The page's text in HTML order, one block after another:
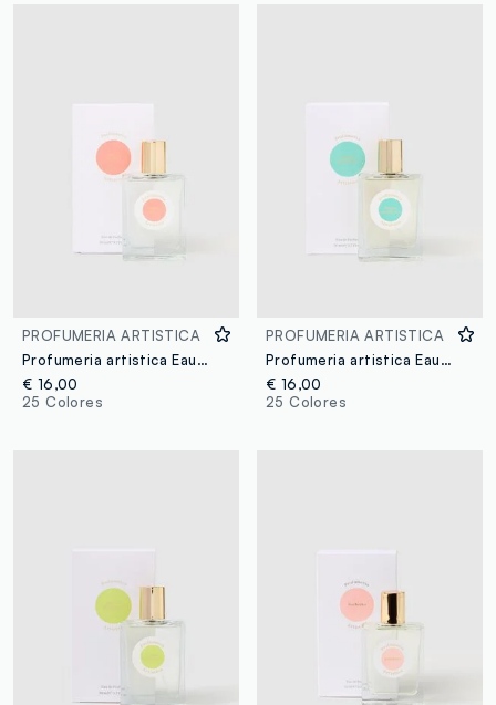
PROFUMERIA ARTISTICA
Profumeria artistica Eau de Parfum Pesca golosa 50 ml
€ 16,00
25 Colores
PROFUMERIA ARTISTICA
Profumeria artistica Eau de Parfum Sogno eccentrico 50 ml
€ 16,00
25 Colores